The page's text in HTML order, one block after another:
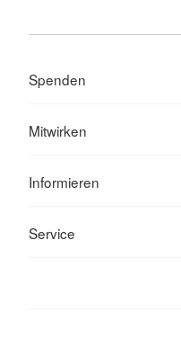
Spenden
Mitwirken
Informieren
Service